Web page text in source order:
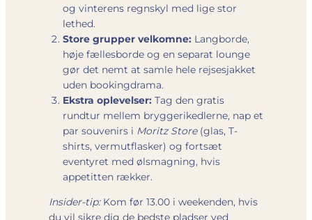
og vinterens regnskyl med lige stor
lethed.
Store grupper velkomne: Langborde,
høje fællesborde og en separat lounge
gør det nemt at samle hele rejsesjakket
uden bookingdrama.
Ekstra oplevelser: Tag den gratis
rundtur mellem bryggerikedlerne, nap et
par souvenirs i Moritz Store(glas, T-
shirts, vermutflasker) og fortsæt
eventyret med ølsmagning, hvis
appetitten rækker.
Insider-tip:Kom før 13.00 i weekenden, hvis
du vil sikre dig de bedste pladser ved